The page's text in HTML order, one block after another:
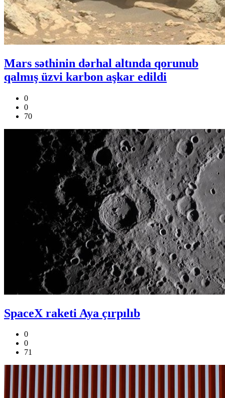
Mars səthinin dərhal altında qorunub
qalmış üzvi karbon aşkar edildi
0
0
70
SpaceX raketi Aya çırpılıb
0
0
71